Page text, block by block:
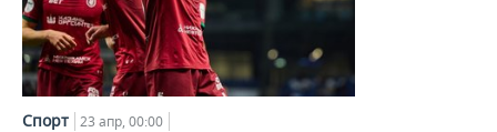
Спорт 23 апр, 00:00